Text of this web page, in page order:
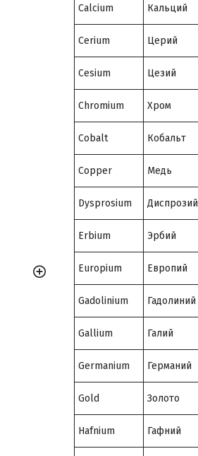
Calcium Кальций
Cerium Церий
Cesium Цезий
Chromium Хром
Cobalt Кобальт
Copper Медь
Dysprosium Диспрозий
Erbium Эрбий
Europium Европий
Gadolinium Гадолиний
Gallium Галий
Germanium Германий
Gold Золото
Hafnium Гафний